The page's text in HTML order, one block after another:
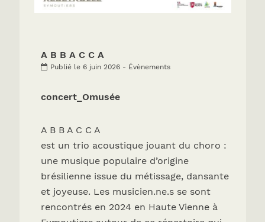
A B B A C C A
Publié le 6 juin 2026 - Évènements
concert_Omusée
A B B A C C A
est un trio acoustique jouant du choro :
une musique populaire d’origine
brésilienne issue du métissage, dansante
et joyeuse. Les musicien.ne.s se sont
rencontrés en 2024 en Haute Vienne à